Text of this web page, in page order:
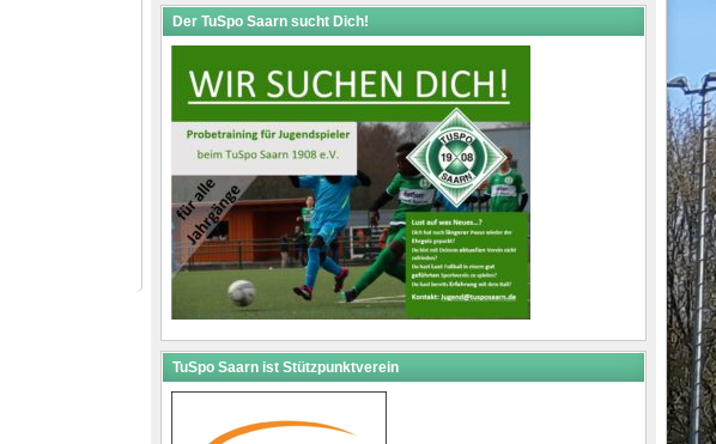
Der TuSpo Saarn sucht Dich!
TuSpo Saarn ist Stützpunktverein